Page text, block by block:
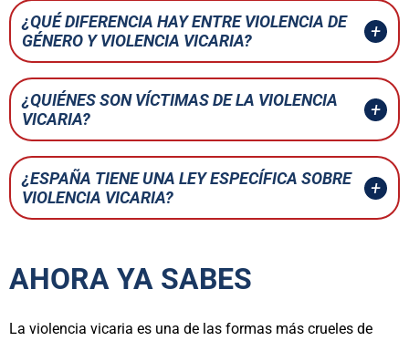
¿QUÉ DIFERENCIA HAY ENTRE VIOLENCIA DE
GÉNERO Y VIOLENCIA VICARIA?
¿QUIÉNES SON VÍCTIMAS DE LA VIOLENCIA
VICARIA?
¿ESPAÑA TIENE UNA LEY ESPECÍFICA SOBRE
VIOLENCIA VICARIA?
AHORA YA SABES
La violencia vicaria es una de las formas más crueles de